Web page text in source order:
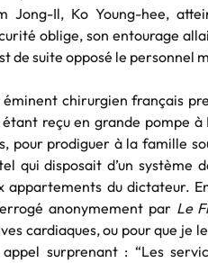
Jong-Il, Ko Young-hee,
oblige, son entourage
de suite opposé le personnel
éminent chirurgien français
reçu en grande pompe
pour prodiguer à la famille
qui disposait d’un système
appartements du dictateur.
anonymement par Le
cardiaques, ou pour que je
surprenant : “Les